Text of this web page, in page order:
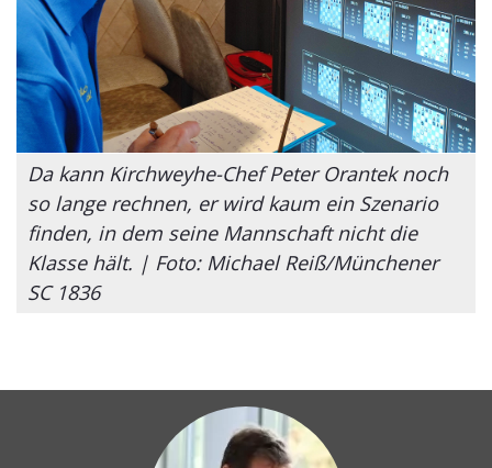
Da kann Kirchweyhe-Chef Peter Orantek noch
so lange rechnen, er wird kaum ein Szenario
finden, in dem seine Mannschaft nicht die
Klasse hält. | Foto: Michael Reiß/Münchener
SC 1836